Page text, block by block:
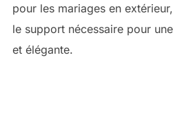
pour les mariages en
le support nécessaire pour
et élégante.